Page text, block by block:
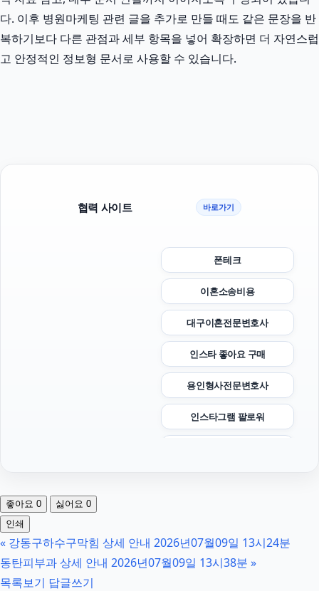
다. 이후 병원마케팅 관련 글을 추가로 만들 때도 같은 문장을 반
복하기보다 다른 관점과 세부 항목을 넣어 확장하면 더 자연스럽
고 안정적인 정보형 문서로 사용할 수 있습니다.
협력 사이트 바로가기
폰테크
이혼소송비용
대구이혼전문변호사
인스타 좋아요 구매
용인형사전문변호사
인스타그램 팔로워
폰테크
동대문구하수구막힘
좋아요 0 싫어요 0
인쇄
« 강동구하수구막힘 상세 안내 2026년07월09일 13시24분
동탄피부과 상세 안내 2026년07월09일 13시38분 »
목록보기 답글쓰기